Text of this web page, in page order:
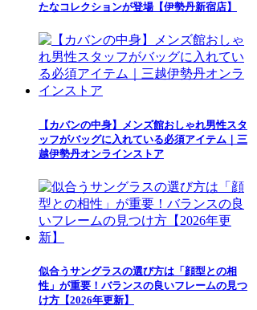
たなコレクションが登場【伊勢丹新宿店】
【カバンの中身】メンズ館おしゃれ男性スタ
ッフがバッグに入れている必須アイテム｜三
越伊勢丹オンラインストア
似合うサングラスの選び方は「顔型との相
性」が重要！バランスの良いフレームの見つ
け方【2026年更新】